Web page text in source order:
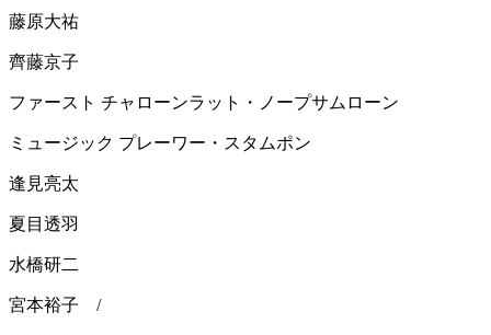
藤原大祐
齊藤京子
ファースト チャローンラット・ノープサムローン
ミュージック プレーワー・スタムポン
逢見亮太
夏目透羽
水橋研二
宮本裕子 /